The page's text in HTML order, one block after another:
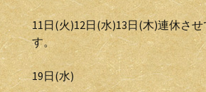
11日(火)12日(水)13日(木)連休させ
す。
19日(水)